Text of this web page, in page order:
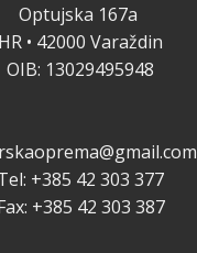
Optujska 167a
HR • 42000 Varaždin
OIB: 13029495948
+385 42 303 377
+385 42 303 387